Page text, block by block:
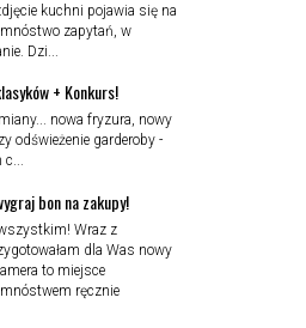
kuchni pojawia się na
zapytań, w
Dzi...
+ Konkurs!
nowa fryzura, nowy
odświeżenie garderoby -
c...
bon na zakupy!
Wraz z
dla Was nowy
to miejsce
mnóstwem ręcznie